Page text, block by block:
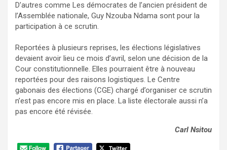
D’autres comme Les démocrates de l’ancien président de
l’Assemblée nationale, Guy Nzouba Ndama sont pour la
participation à ce scrutin.
Reportées à plusieurs reprises, les élections législatives
devaient avoir lieu ce mois d’avril, selon une décision de la
Cour constitutionnelle. Elles pourraient être à nouveau
reportées pour des raisons logistiques. Le Centre
gabonais des élections (CGE) chargé d’organiser ce scrutin
n’est pas encore mis en place. La liste électorale aussi n’a
pas encore été révisée.
Carl Nsitou